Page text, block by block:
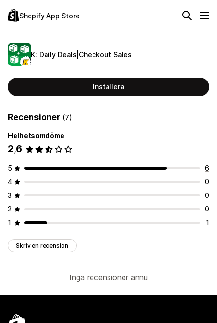
Shopify App Store
K: Daily Deals|Checkout Sales
Installera
Recensioner (7)
Helhetsomdöme
2,6
5
6
4
0
3
0
2
0
1
1
Skriv en recension
Inga recensioner ännu